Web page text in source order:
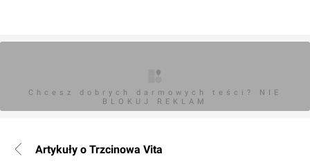
Chcesz dobrych darmowych teści? NIE
BLOKUJ REKLAM
Artykuły o Trzcinowa Vita